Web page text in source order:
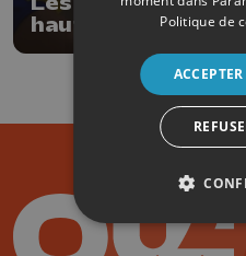
haut du
Politique de